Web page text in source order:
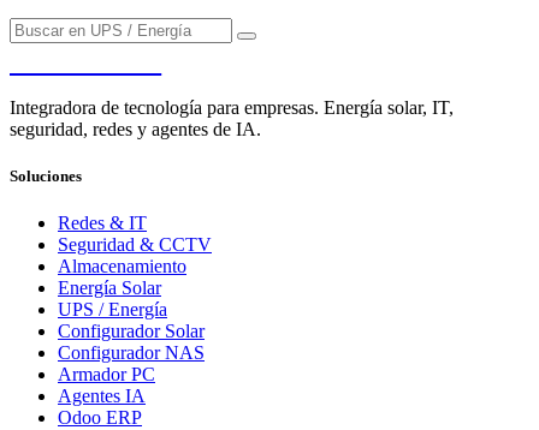
Integradora de tecnología para empresas. Energía solar, IT,
seguridad, redes y agentes de IA.
Soluciones
Redes & IT
Seguridad & CCTV
Almacenamiento
Energía Solar
UPS / Energía
Configurador Solar
Configurador NAS
Armador PC
Agentes IA
Odoo ERP